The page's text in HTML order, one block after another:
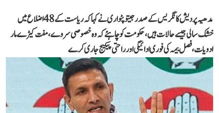
مدھیہ پردیش کانگریس کے صدر جیتو پٹواری نے کہا کہ ریاست کے 48 اضلاع میں
خشک سالی جیسے حالات ہیں، حکومت کو چاہئے کہ وہ خصوصی سروے، مفت کیڑے مار
ادویات، فصل بیمہ کی فوری ادائیگی اور راحتی پیکیج جاری کرے